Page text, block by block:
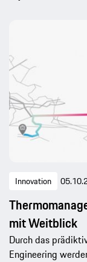
Innovation
mit Weitblick
Durch das
Engineering